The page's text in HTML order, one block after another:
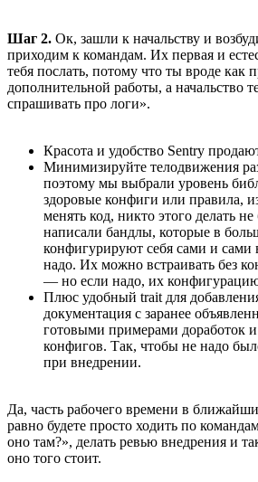
Шаг 2. Ок, зашли к начальству и
приходим к командам. Их первая и
тебя послать, потому что ты вроде как
дополнительной работы, а начальство
спрашивать про логи».
Красота и удобство Sentry
Минимизируйте телодвижения
поэтому мы выбрали уровень
здоровые конфиги или правила,
менять код, никто этого делать
написали бандлы, которые в
конфигурируют себя сами и сами
надо. Их можно встраивать без
— но если надо, их
Плюс удобный trait для
документация с заранее
готовыми примерами доработок
конфигов. Так, чтобы не надо
при внедрении.
Да, часть рабочего времени в
равно будете просто ходить по
оно там?», делать ревью внедрения и
оно того стоит.